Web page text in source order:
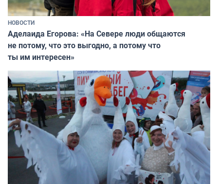
НОВОСТИ
Аделаида Егорова: «На Севере люди общаются
не потому, что это выгодно, а потому что
ты им интересен»